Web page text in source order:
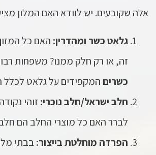
אלה שקובעים. יש לוודא האם המלון
גלאט כשר ומהדרין: האם כל
זה, או רק חלק ממנו? משפחות
כשריםהמקפידים על גלאט לכלל
חלב ישראל/חלב נוכרי: זוהי
לברר האם כל מוצרי החלב הם
הפרדה מוחלטת בייצור:בבתי